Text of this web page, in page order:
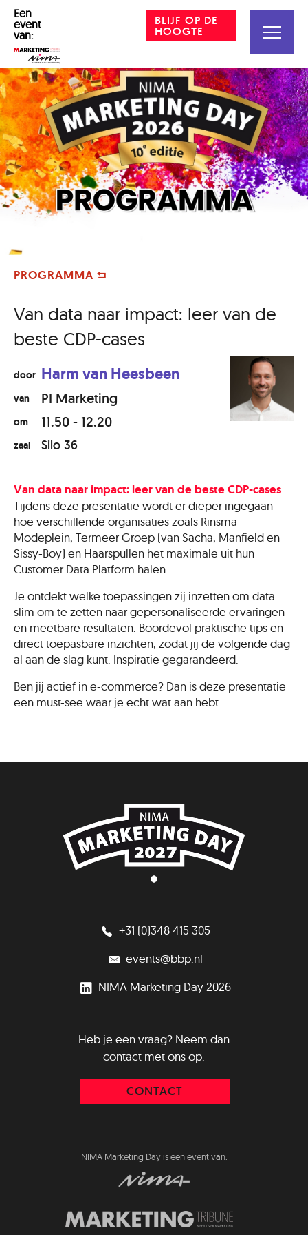
BLIJF OP DE
HOOGTE
Een
event
van:
PROGRAMMA
Van data naar impact: leer van de
beste CDP-cases
door Harm van Heesbeen
van PI Marketing
om 11.50 - 12.20
zaal Silo 36
Van data naar impact: leer van de beste CDP-cases
Tijdens deze presentatie wordt er dieper ingegaan
hoe verschillende organisaties zoals Rinsma
Modeplein, Termeer Groep (van Sacha, Manfield en
Sissy-Boy) en Haarspullen het maximale uit hun
Customer Data Platform halen.
Je ontdekt welke toepassingen zij inzetten om data
slim om te zetten naar gepersonaliseerde ervaringen
en meetbare resultaten. Boordevol praktische tips en
direct toepasbare inzichten, zodat jij de volgende dag
al aan de slag kunt. Inspiratie gegarandeerd.
Ben jij actief in e-commerce? Dan is deze presentatie
een must-see waar je echt wat aan hebt.
+31 (0)348 415 305
events@bbp.nl
NIMA Marketing Day 2026
Heb je een vraag? Neem dan
contact met ons op.
CONTACT
NIMA Marketing Day is een event van: